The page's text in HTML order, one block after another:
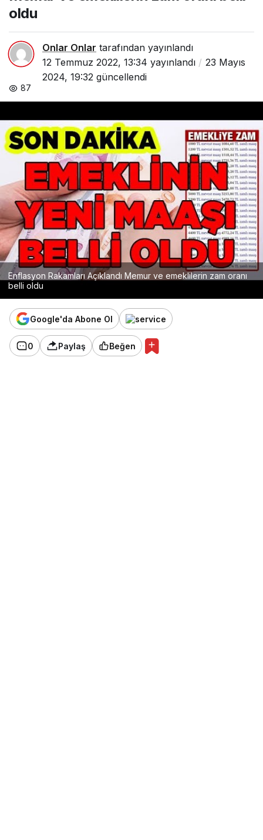
oldu
Onlar Onlar tarafından yayınlandı
12 Temmuz 2022, 13:34 yayınlandı
23 Mayıs
2024, 19:32 güncellendi
87
Enflasyon Rakamları Açıklandı Memur ve emeklilerin zam oranı
belli oldu
Google'da Abone Ol
0 Paylaş Beğen